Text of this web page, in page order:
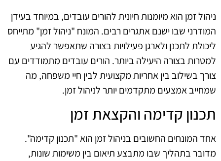
ניהול זמן הוא מיומנות חיונית להורים עובדים, במיוחד בעידן
המודרני שבו ישנם אתגרים רבים. המונח "ניהול זמן" מתייחס
ליכולת לתכנן ולארגן פעילויות בצורה שתאפשר להגיע
למטרות בצורה היעילה ביותר. הורים עובדים מתמודדים עם
צורך בשילוב בין אחריות מקצועית לבין חיי משפחה, מה
שמחייב אמצעים מתקדמים יותר לניהול זמן.
תכנון קדימה והקצאת זמן
אחד המונחים החשובים בניהול זמן הוא "תכנון קדימה".
מדובר בתהליך שבו מתבצע תיאום בין משימות שונות,